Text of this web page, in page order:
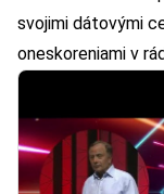
svojimi dátovými
oneskoreniami v